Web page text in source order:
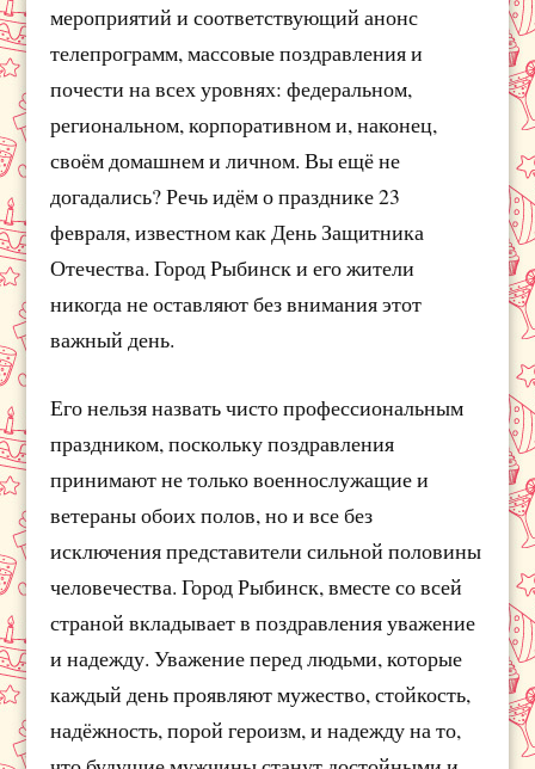
мероприятий и соответствующий анонс
телепрограмм, массовые поздравления и
почести на всех уровнях: федеральном,
региональном, корпоративном и, наконец,
своём домашнем и личном. Вы ещё не
догадались? Речь идём о празднике 23
февраля, известном как День Защитника
Отечества. Город Рыбинск и его жители
никогда не оставляют без внимания этот
важный день.
Его нельзя назвать чисто профессиональным
праздником, поскольку поздравления
принимают не только военнослужащие и
ветераны обоих полов, но и все без
исключения представители сильной половины
человечества. Город Рыбинск, вместе со всей
страной вкладывает в поздравления уважение
и надежду. Уважение перед людьми, которые
каждый день проявляют мужество, стойкость,
надёжность, порой героизм, и надежду на то,